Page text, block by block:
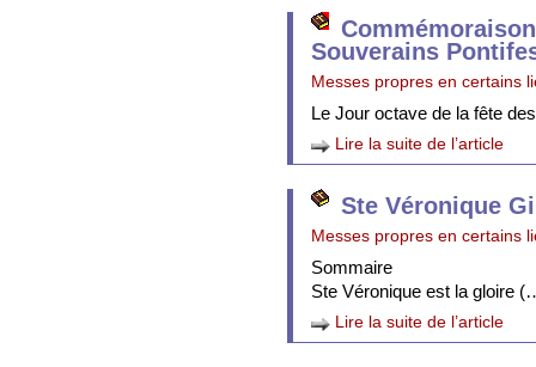
Souverains
Messes propres en certains
Le Jour octave de la fête
Lire la suite de l’article
Ste Véronique
Messes propres en certains
Sommaire
Ste Véronique est la gloire
Lire la suite de l’article